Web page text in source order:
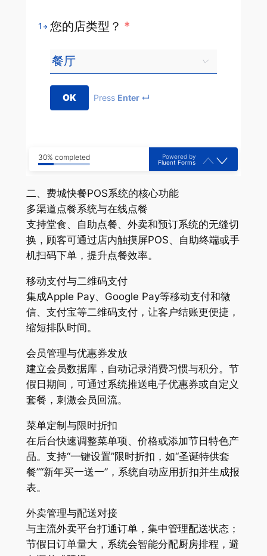
1 您的店类型？ *
OK Press Enter ↵
30% completed
Powered by
Fluent Forms
二、费城快餐POS系统的核心功能
多渠道点餐系统与在线点餐
支持堂食、自助点餐、外卖和预订系统的无缝切
换，顾客可通过店内触摸屏POS、自助终端或手
机扫码下单，提升点餐效率。
移动支付与二维码支付
集成Apple Pay、Google Pay等移动支付和微
信、支付宝等二维码支付，让客户结账更便捷，
缩短排队时间。
会员管理与优惠券发放
建立会员数据库，自动记录消费习惯与积分。节
假日期间，可通过系统推送电子优惠券或自定义
套餐，刺激会员回流。
菜单定制与限时折扣
在后台快速调整菜单项、价格或添加节日特色产
品。支持“一键设置”限时折扣，如“圣诞特供套
餐”“新年买一送一”，系统自动应用折扣并生成报
表。
外卖管理与配送对接
与主流外卖平台打通订单，集中管理配送状态；
节假日订单量大，系统会智能分配厨房排程，避